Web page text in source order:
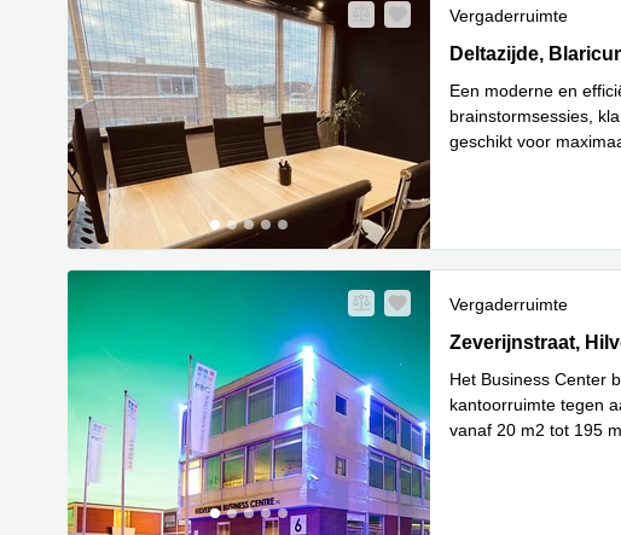
Vergaderruimte
Deltazijde 20b,
Deltazijde,
Een moderne en
brainstormsessies,
geschikt voor
Vergaderruimte
Zeverijnstraat 6,
Zeverijnstraat,
Het Business Center
kantoorruimte tegen
vanaf 20 m2 tot 195